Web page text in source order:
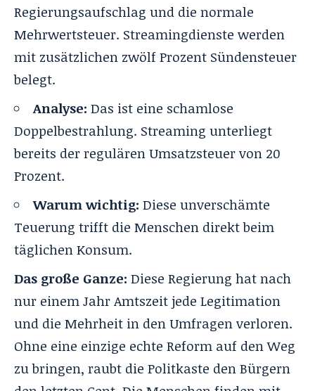
Regierungsaufschlag und die normale
Mehrwertsteuer. Streamingdienste werden
mit zusätzlichen zwölf Prozent Sündensteuer
belegt.
Analyse: Das ist eine schamlose
Doppelbestrahlung. Streaming unterliegt
bereits der regulären Umsatzsteuer von 20
Prozent.
Warum wichtig: Diese unverschämte
Teuerung trifft die Menschen direkt beim
täglichen Konsum.
Das große Ganze: Diese Regierung hat nach
nur einem Jahr Amtszeit jede Legitimation
und die Mehrheit in den Umfragen verloren.
Ohne eine einzige echte Reform auf den Weg
zu bringen, raubt die Politkaste den Bürgern